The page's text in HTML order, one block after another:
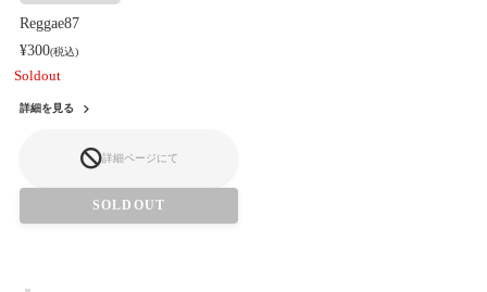
Reggae87
¥300(税込)
Soldout
詳細を見る
詳細ページにて
SOLDOUT